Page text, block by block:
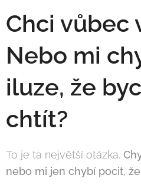
Chci vůbec
Nebo mi
iluze, že
chtít?
To je ta největší otázka.
nebo mi jen chybí pocit,